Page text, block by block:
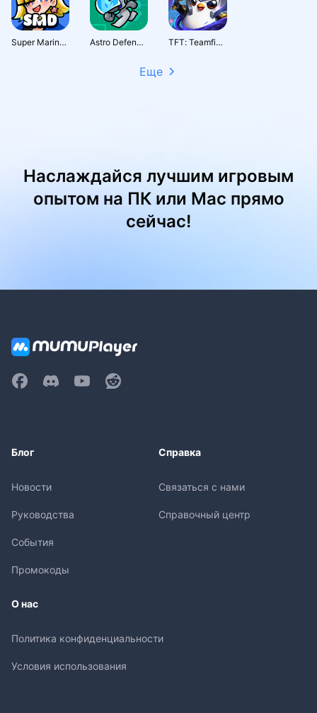
Super Marine Defense Astro Defenders : Capt.Couch TFT: Teamfight Tactics
Еще
Наслаждайся лучшим игровым
опытом на ПК или Mac прямо
сейчас!
Блог
Новости
Руководства
События
Промокоды
Справка
Связаться с нами
Справочный центр
О нас
Политика конфиденциальности
Условия использования